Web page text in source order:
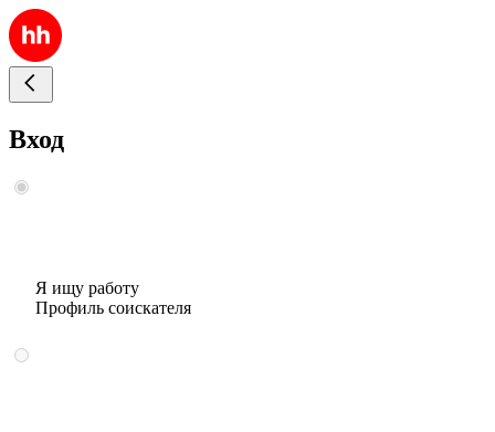
Вход
Я ищу работу
Профиль соискателя